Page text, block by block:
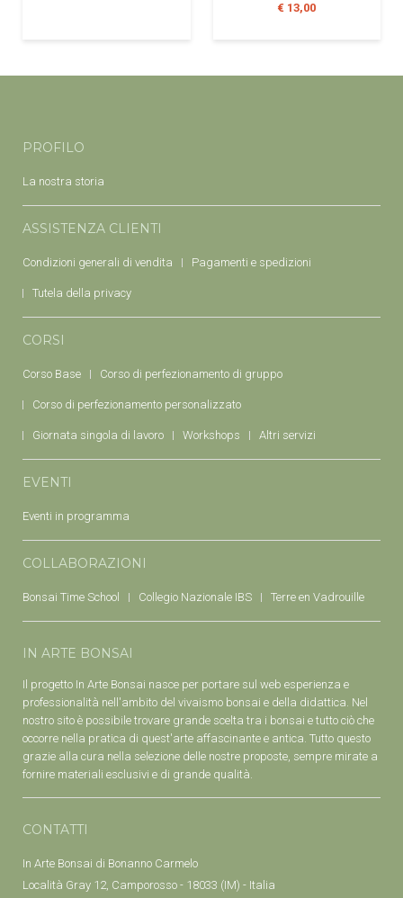
€ 13,00
PROFILO
La nostra storia
ASSISTENZA CLIENTI
Condizioni generali di vendita Pagamenti e spedizioni
Tutela della privacy
CORSI
Corso Base Corso di perfezionamento di gruppo
Corso di perfezionamento personalizzato
Giornata singola di lavoro Workshops Altri servizi
EVENTI
Eventi in programma
COLLABORAZIONI
Bonsai Time School Collegio Nazionale IBS Terre en Vadrouille
IN ARTE BONSAI
Il progetto In Arte Bonsai nasce per portare sul web esperienza e
professionalità nell'ambito del vivaismo bonsai e della didattica. Nel
nostro sito è possibile trovare grande scelta tra i bonsai e tutto ciò che
occorre nella pratica di quest'arte affascinante e antica. Tutto questo
grazie alla cura nella selezione delle nostre proposte, sempre mirate a
fornire materiali esclusivi e di grande qualità.
CONTATTI
In Arte Bonsai di Bonanno Carmelo
Località Gray 12, Camporosso - 18033 (IM) - Italia